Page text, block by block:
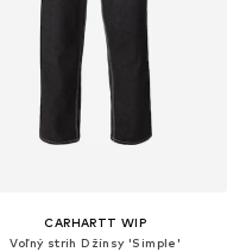
CARHARTT WIP
Voľný strih Džínsy 'Simple'